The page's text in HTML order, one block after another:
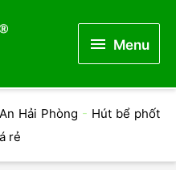
MenuMenu
Hải Phòng - Hút bể phốt
rẻ